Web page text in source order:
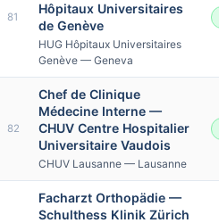
81
Hôpitaux Universitaires
de Genève
HUG Hôpitaux Universitaires
Genève — Geneva
82
Chef de Clinique
Médecine Interne —
CHUV Centre Hospitalier
Universitaire Vaudois
CHUV Lausanne — Lausanne
Facharzt Orthopädie —
Schulthess Klinik Zürich